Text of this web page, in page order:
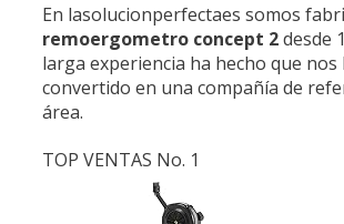
En lasolucionperfectaes somos
remoergometro concept 2desde
larga experiencia ha hecho que nos
convertido en una compañía de
área.
TOP VENTAS No. 1